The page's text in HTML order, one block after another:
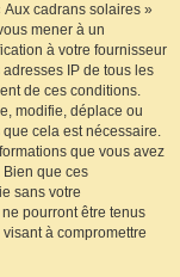
cadrans solaires »
mener à un
à votre fournisseur
IP de tous les
de ces conditions.
modifie, déplace ou
cela est nécessaire.
que vous avez
que ces
sans votre
pourront être tenus
à compromettre